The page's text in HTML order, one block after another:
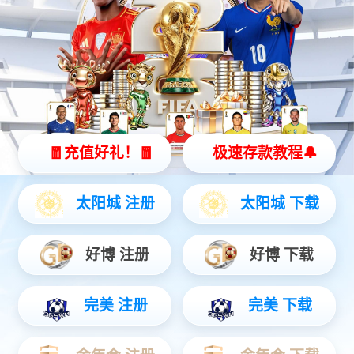
太阳成集团tyc151cc灵犀 X2
全智能灵动机器人
灵动 | 亲和 | 智能
查看更多